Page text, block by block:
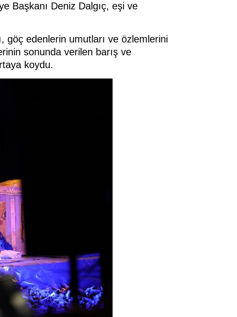
Başkanı Deniz Dalgıç, eşi ve
göç edenlerin umutları ve özlemlerini
sonunda verilen barış ve
koydu.